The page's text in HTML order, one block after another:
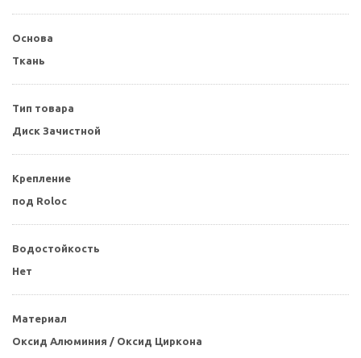
Основа
Ткань
Тип товара
Диск Зачистной
Крепление
под Roloc
Водостойкость
Нет
Материал
Оксид Алюминия / Оксид Циркона